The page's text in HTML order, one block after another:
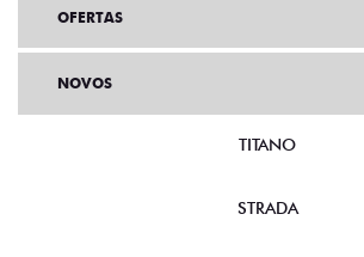
OFERTAS
NOVOS
TITANO
STRADA